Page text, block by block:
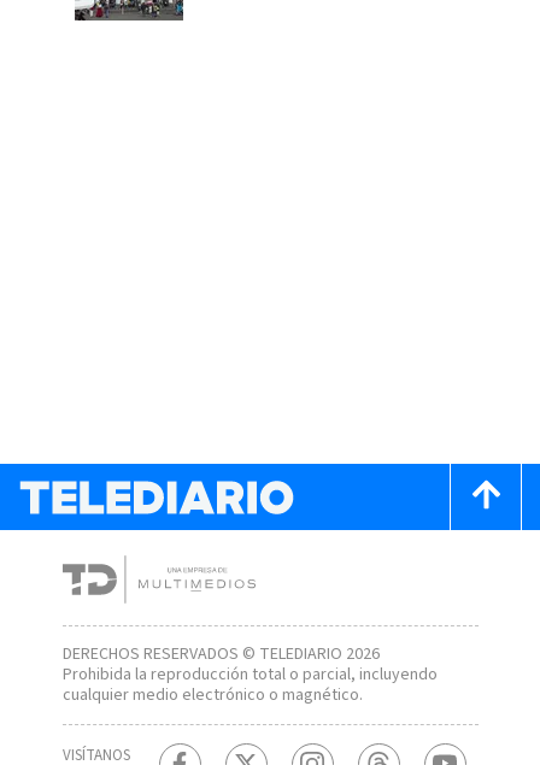
DERECHOS RESERVADOS © TELEDIARIO 2026
Prohibida la reproducción total o parcial, incluyendo
cualquier medio electrónico o magnético.
VISÍTANOS